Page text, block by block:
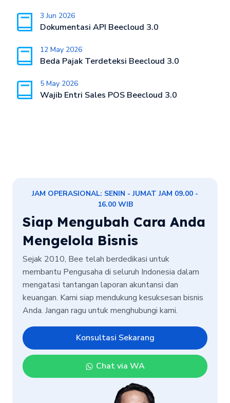
3 Jun 2026
Dokumentasi API Beecloud 3.0
12 May 2026
Beda Pajak Terdeteksi Beecloud 3.0
5 May 2026
Wajib Entri Sales POS Beecloud 3.0
JAM OPERASIONAL: SENIN - JUMAT JAM 09.00 -
16.00 WIB
Siap Mengubah Cara Anda
Mengelola Bisnis
Sejak 2010, Bee telah berdedikasi untuk
membantu Pengusaha di seluruh Indonesia dalam
mengatasi tantangan laporan akuntansi dan
keuangan. Kami siap mendukung kesuksesan bisnis
Anda. Jangan ragu untuk menghubungi kami.
Konsultasi Sekarang
Chat via WA